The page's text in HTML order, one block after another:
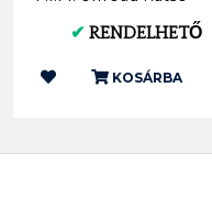
(XG-1594)
✔ RENDELHETŐ
KOSÁRBA